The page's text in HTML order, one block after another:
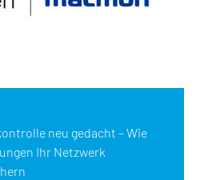
neu gedacht – Wie
Ihr Netzwerk